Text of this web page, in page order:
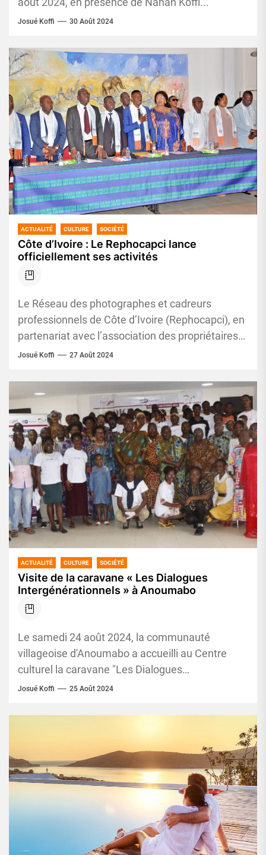
Josué Koffi 30 Août 2024
ACTUALITÉ CULTURE SOCIÉTÉ
Côte d’Ivoire : Le Rephocapci lance
officiellement ses activités
Le Réseau des photographes et cadreurs
professionnels de Côte d’Ivoire (Rephocapci), en
partenariat avec l’association des propriétaires
des laboratoires photo de Côte d’Ivoire (Aplpci)
Josué Koffi 27 Août 2024
ACTUALITÉ CULTURE SOCIÉTÉ
Visite de la caravane « Les Dialogues
Intergénérationnels » à Anoumabo
Le samedi 24 août 2024, la communauté
villageoise d'Anoumabo a accueilli au Centre
culturel la caravane "Les Dialogues
Intergénérationnels", menée par Sa Majesté,
Josué Koffi 25 Août 2024